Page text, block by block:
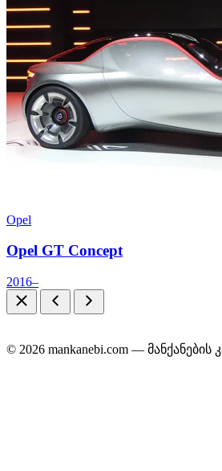
Opel
Opel GT Concept
2016–
© 2026 mankanebi.com —